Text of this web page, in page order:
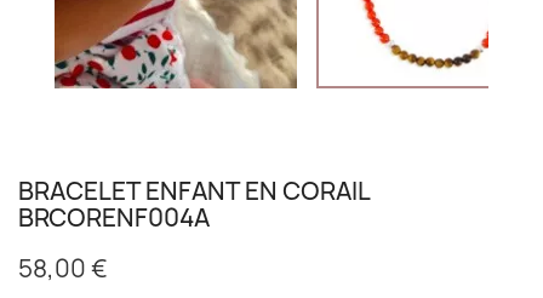
BRACELET ENFANT EN CORAIL
BRCORENF004A
58,00 €